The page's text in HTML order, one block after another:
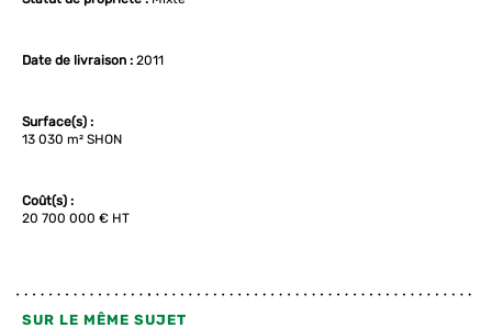
Date de livraison : 2011
Surface(s) :
13 030 m² SHON
Coût(s) :
20 700 000 € HT
SUR LE MÊME SUJET